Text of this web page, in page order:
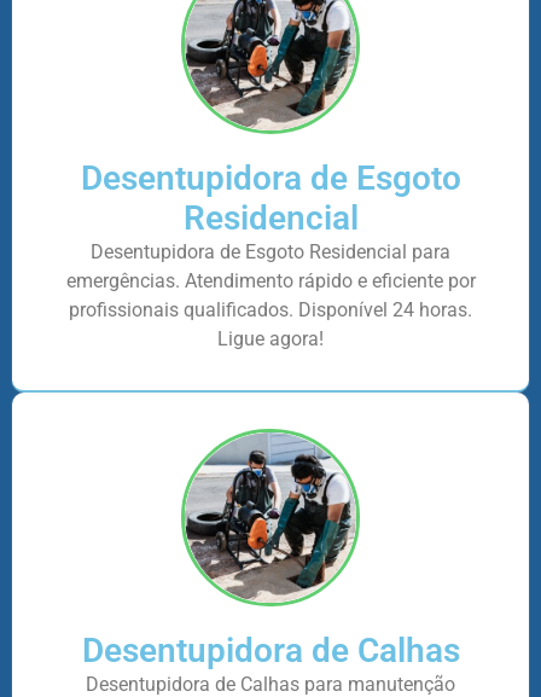
Desentupidora de Esgoto
Residencial
Desentupidora de Esgoto Residencial para
emergências. Atendimento rápido e eficiente por
profissionais qualificados. Disponível 24 horas.
Ligue agora!
Desentupidora de Calhas
Desentupidora de Calhas para manutenção